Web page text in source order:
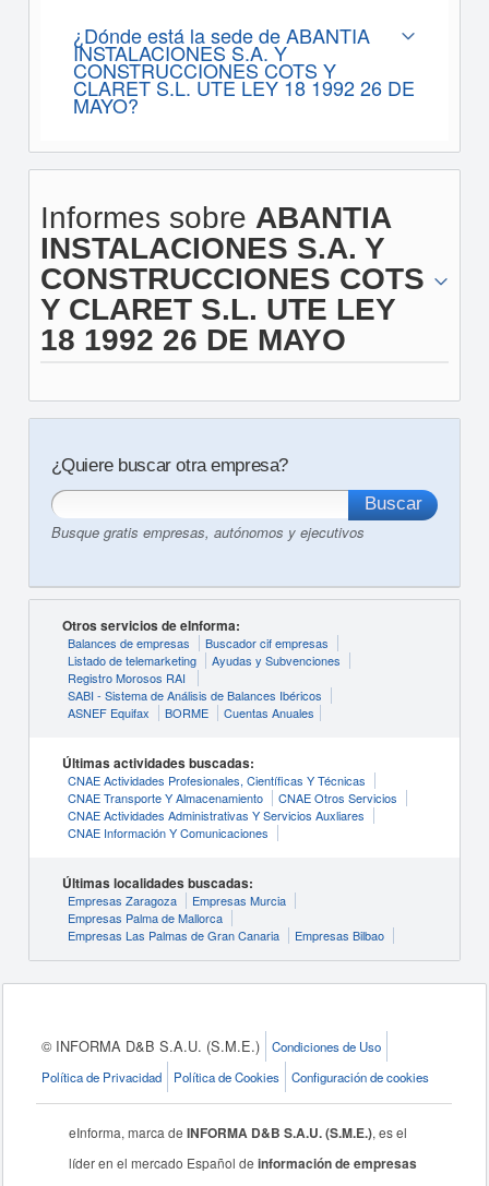
¿Dónde está la sede de ABANTIA
INSTALACIONES S.A. Y
CONSTRUCCIONES COTS Y
CLARET S.L. UTE LEY 18 1992 26 DE
MAYO?
Informes sobre ABANTIA
INSTALACIONES S.A. Y
CONSTRUCCIONES COTS
Y CLARET S.L. UTE LEY
18 1992 26 DE MAYO
¿Quiere buscar otra empresa?
Busque gratis empresas, autónomos y ejecutivos
Otros servicios de eInforma:
Balances de empresas
Buscador cif empresas
Listado de telemarketing
Ayudas y Subvenciones
Registro Morosos RAI
SABI - Sistema de Análisis de Balances Ibéricos
ASNEF Equifax
BORME Cuentas Anuales
Últimas actividades buscadas:
CNAE Actividades Profesionales, Científicas Y Técnicas
CNAE Transporte Y Almacenamiento
CNAE Otros Servicios
CNAE Actividades Administrativas Y Servicios Auxliares
CNAE Información Y Comunicaciones
Últimas localidades buscadas:
Empresas Zaragoza
Empresas Murcia
Empresas Palma de Mallorca
Empresas Las Palmas de Gran Canaria
Empresas Bilbao
© INFORMA D&B S.A.U. (S.M.E.)
Condiciones de Uso
Política de Privacidad
Política de Cookies Configuración de cookies
eInforma, marca deINFORMA D&B S.A.U. (S.M.E.), es el
líder en el mercado Español deinformación de empresas